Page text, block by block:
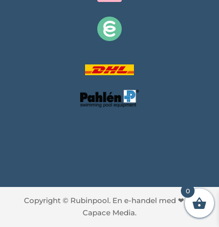
Copyright © Rubinpool. En e-handel med ❤av
Capace Media.
0